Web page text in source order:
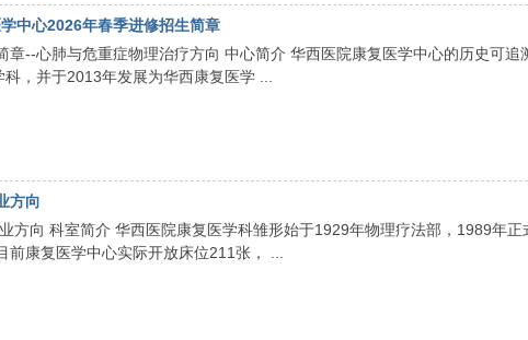
中心2026年春季进修招生简章
--心肺与危重症物理治疗方向 中心简介 华西医院康复医学中心的历史可追
，并于2013年发展为华西康复医学 ...
方向
方向 科室简介 华西医院康复医学科雏形始于1929年物理疗法部，1989年正
康复医学中心实际开放床位211张， ...